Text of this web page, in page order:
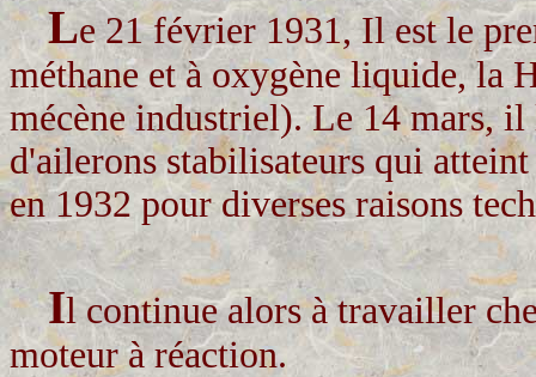
Le 21 février 1931, Il est le
méthane et à oxygène liquide, la
mécène industriel). Le 14 mars,
d'ailerons stabilisateurs qui
en 1932 pour diverses raisons
Il continue alors à travailler
moteur à réaction.